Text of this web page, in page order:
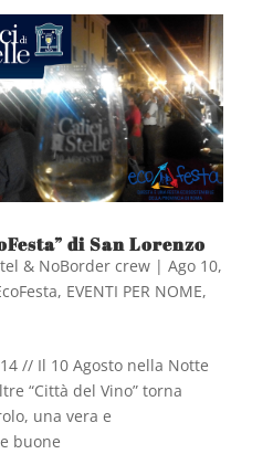
di San Lorenzo
& NoBorder crew| Ago 10,
, EVENTI PER NOME,
// Il 10 Agosto nella Notte
“Città del Vino” torna
una vera e
buone